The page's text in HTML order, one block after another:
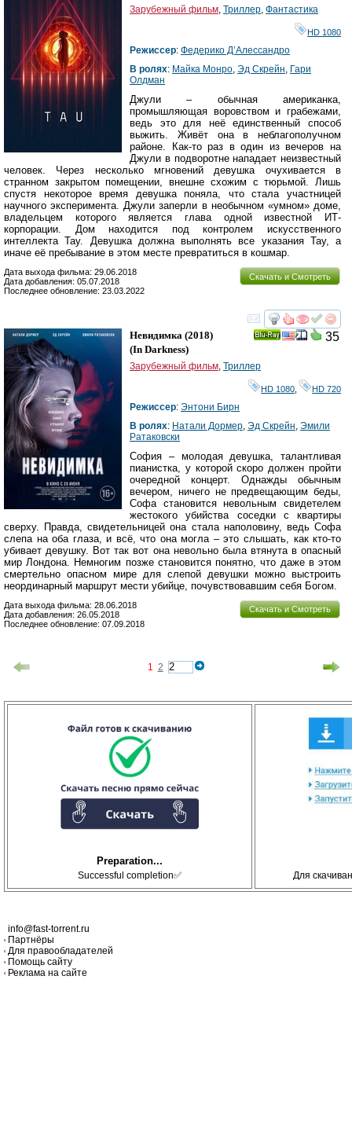
Зарубежный фильм, Триллер, Фантастика
HD 1080
Режиссер: Федерико Д’Алессандро
В ролях: Майка Монро, Эд Скрейн, Гари
Олдман
Джули – обычная американка,
промышляющая воровством и грабежами,
ведь это для неё единственный способ
выжить. Живёт она в неблагополучном
районе. Как-то раз в один из вечеров на
Джули в подворотне нападает неизвестный
человек. Через несколько мгновений девушка очухивается в
странном закрытом помещении, внешне схожим с тюрьмой. Лишь
спустя некоторое время девушка поняла, что стала участницей
научного эксперимента. Джули заперли в необычном «умном» доме,
владельцем которого является глава одной известной ИТ-
корпорации. Дом находится под контролем искусственного
интеллекта Тау. Девушка должна выполнять все указания Тау, а
иначе её пребывание в этом месте превратиться в кошмар.
Скачать и Смотреть
Дата выхода фильма: 29.06.2018
Дата добавления: 05.07.2018
Последнее обновление: 23.03.2022
смотреть
35
Невидимка (2018)
(In Darkness)
Зарубежный фильм, Триллер
HD 1080 HD 720
Режиссер: Энтони Бирн
В ролях: Натали Дормер, Эд Скрейн, Эмили
Ратаковски
София – молодая девушка, талантливая
пианистка, у которой скоро должен пройти
очередной концерт. Однажды обычным
вечером, ничего не предвещающим беды,
Софа становится невольным свидетелем
жестокого убийства соседки с квартиры
сверху. Правда, свидетельницей она стала наполовину, ведь Софа
слепа на оба глаза, и всё, что она могла – это слышать, как кто-то
убивает девушку. Вот так вот она невольно была втянута в опасный
мир Лондона. Немногим позже становится понятно, что даже в этом
смертельно опасном мире для слепой девушки можно выстроить
неординарный маршрут мести убийце, почувствовавшим себя Богом.
Скачать и Смотреть
Дата выхода фильма: 28.06.2018
Дата добавления: 26.05.2018
Последнее обновление: 07.09.2018
1 2
Preparation...
Successful completion✅ Для
info@fast-torrent.ru
Партнёры
Для правообладателей
Помощь сайту
Реклама на сайте